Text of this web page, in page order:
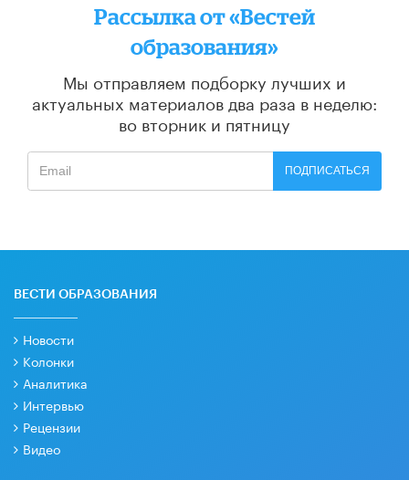
Рассылка от «Вестей
образования»
Мы отправляем подборку лучших и
актуальных материалов два раза в неделю:
во вторник и пятницу
ПОДПИСАТЬСЯ
ВЕСТИ ОБРАЗОВАНИЯ
Новости
Колонки
Аналитика
Интервью
Рецензии
Видео